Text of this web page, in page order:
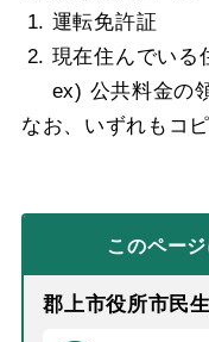
運転免許証
現在住んでいる
ex) 公共料金の
なお、いずれもコ
このペー
郡上市役所市民